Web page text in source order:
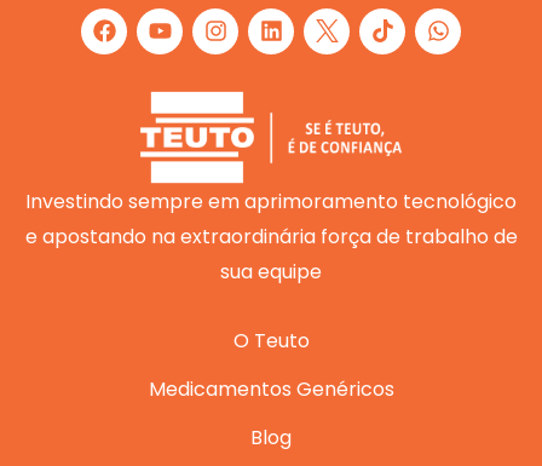
F
a
c
Y
o
u
t
u
b
e
I
n
s
t
a
g
r
a
m
L
i
n
e
i
W
h
a
Investindo sempre em aprimoramento tecnológico
e apostando na extraordinária força de trabalho de
sua equipe
O Teuto
Medicamentos Genéricos
Blog